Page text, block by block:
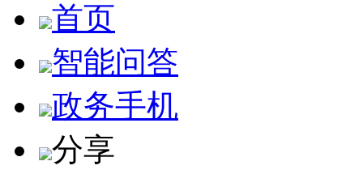
首页
智能问答
政务手机
分享